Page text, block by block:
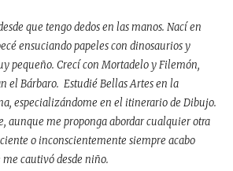
que tengo dedos en las manos. Nací en
ensuciando papeles con dinosaurios y
pequeño. Crecí con Mortadelo y Filemón,
el Bárbaro. Estudié Bellas Artes en la
especializándome en el itinerario de Dibujo.
aunque me proponga abordar cualquier otra
o inconscientemente siempre acabo
cautivó desde niño.